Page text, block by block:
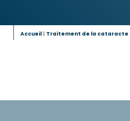
Accueil | Traitement de la cataracte